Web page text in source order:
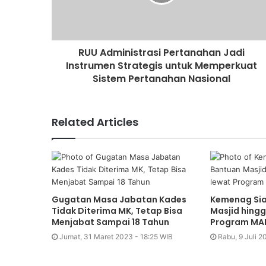
RUU Administrasi Pertanahan Jadi
Instrumen Strategis untuk Memperkuat
Sistem Pertanahan Nasional
Related Articles
Gugatan Masa Jabatan Kades
Tidak Diterima MK, Tetap Bisa
Menjabat Sampai 18 Tahun
Jumat, 31 Maret 2023 - 18:25 WIB
Kemenag
Masjid
Program
Rabu, 9 Juli